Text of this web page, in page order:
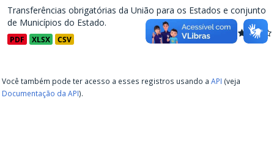
Transferências obrigatórias da União para os Estados e conjunto
de Municípios do Estado.
PDF XLSX CSV
Você também pode ter acesso a esses registros usando a API (veja
Documentação da API).